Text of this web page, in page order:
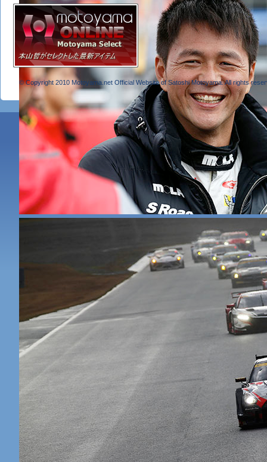
© Copyright 2010 Motoyama.net Official Website of Satoshi Motoyama. All rights